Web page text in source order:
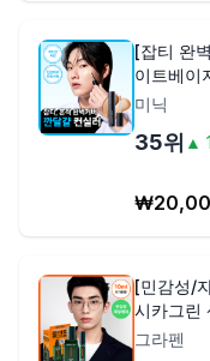
[잡티 완
이트베이
미닉
35위 ▲
₩
[민감성/
시카그린
그라펜